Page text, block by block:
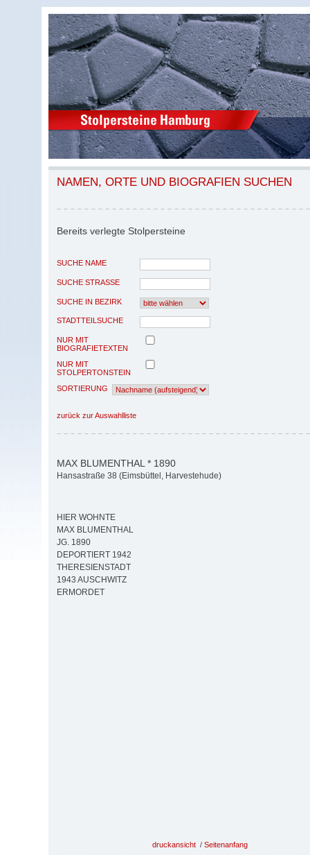
NAMEN, ORTE UND BIOGRAFIEN SUCHEN
Bereits verlegte Stolpersteine
SUCHE NAME
SUCHE STRASSE
SUCHE IN BEZIRK
STADTTEILSUCHE
NUR MIT
BIOGRAFIETEXTEN
NUR MIT
STOLPERTONSTEIN
SORTIERUNG
zurück zur Auswahlliste
MAX BLUMENTHAL * 1890
Hansastraße 38 (Eimsbüttel, Harvestehude)
HIER WOHNTE
MAX BLUMENTHAL
JG. 1890
DEPORTIERT 1942
THERESIENSTADT
1943 AUSCHWITZ
ERMORDET
druckansicht / Seitenanfang